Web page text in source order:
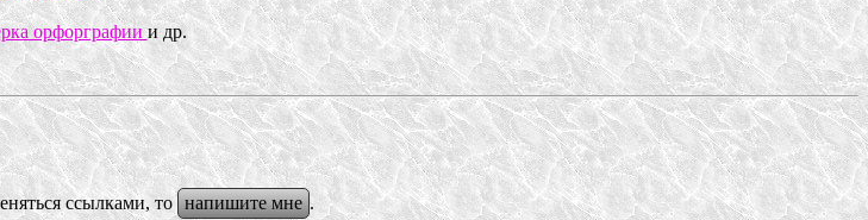
орфорграфиии др.
ссылками, то напишите мне .